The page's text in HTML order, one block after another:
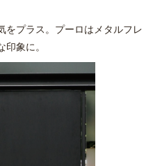
をプラス。プーロはメタルフレ
象に。